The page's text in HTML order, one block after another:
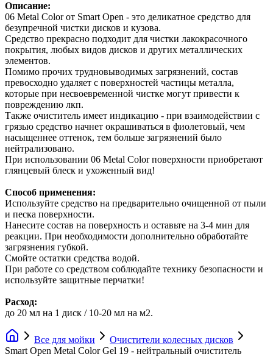
Описание:
06 Metal Color от Smart Open - это деликатное средство для
безупречной чистки дисков и кузова.
Средство прекрасно подходит для чистки лакокрасочного
покрытия, любых видов дисков и других металлических
элементов.
Помимо прочих трудновыводимых загрязнений, состав
превосходно удаляет с поверхностей частицы металла,
которые при несвоевременной чистке могут привести к
повреждению лкп.
Также очиститель имеет индикацию - при взаимодействии с
грязью средство начнет окрашиваться в фиолетовый, чем
насыщеннее оттенок, тем больше загрязнений было
нейтрализовано.
При использовании 06 Metal Color поверхности приобретают
глянцевый блеск и ухоженный вид!
Способ применения:
Используйте средство на предварительно очищенной от пыли
и песка поверхности.
Нанесите состав на поверхность и оставьте на 3-4 мин для
реакции. При необходимости дополнительно обработайте
загрязнения губкой.
Смойте остатки средства водой.
При работе со средством соблюдайте технику безопасности и
используйте защитные перчатки!
Расход:
до 20 мл на 1 диск / 10-20 мл на м2.
Все для мойки
Очистители колесных дисков
Smart Open Metal Color Gel 19 - нейтральный очиститель